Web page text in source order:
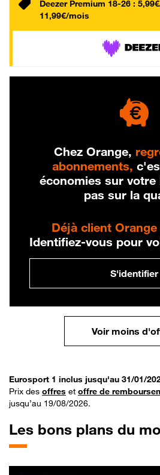
Deezer Premium 18-26 :
11,99€/mois
Chez Orange,
abonnements,
économies sur votre
pas sur la
Déjà client
Identifiez-vous pour
S'identifier
Voir moins
Eurosport 1 inclus jusqu'au 31/01/
Prix des offres et offre de
jusqu’au 19/08/2026.
Les bons plans du